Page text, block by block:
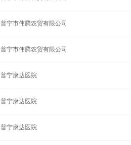
普宁市伟腾农贸有限公司
普宁市伟腾农贸有限公司
普宁康达医院
普宁康达医院
普宁康达医院